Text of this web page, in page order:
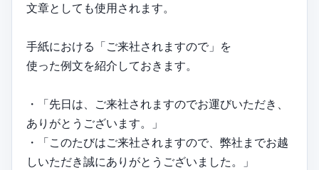
文章としても使用されます。
手紙における「ご来社されますので」を
使った例文を紹介しておきます。
・「先日は、ご来社されますのでお運びいただき、
ありがとうございます。」
・「このたびはご来社されますので、弊社までお越
しいただき誠にありがとうございました。」